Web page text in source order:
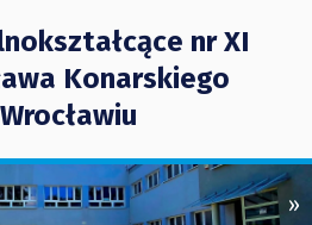
nr XI
Konarskiego
»